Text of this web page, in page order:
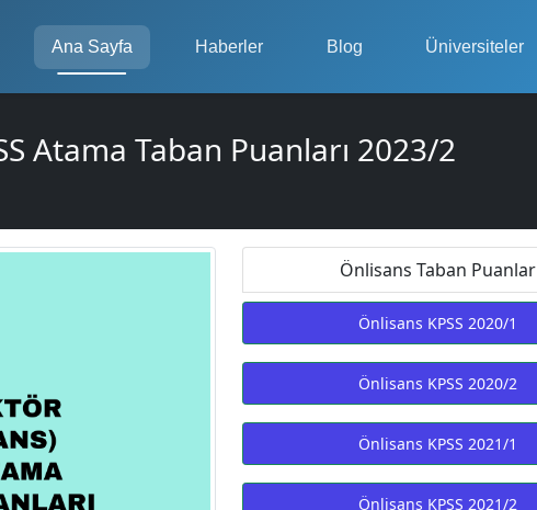
Ana Sayfa Haberler Blog Üniversiteler
Atama Taban Puanları 2023/2
Önlisans Taban Puanlar
Önlisans KPSS 2020/1
Önlisans KPSS 2020/2
Önlisans KPSS 2021/1
Önlisans KPSS 2021/2